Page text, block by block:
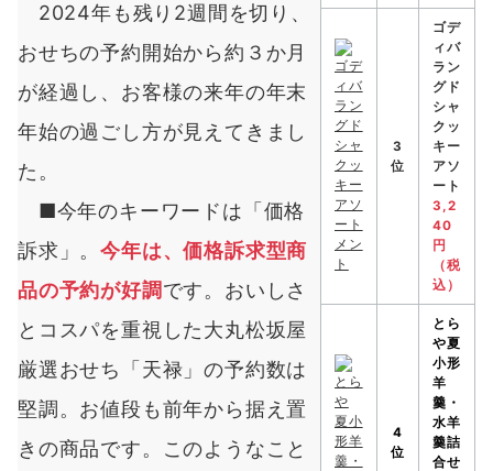
2024年も残り2週間を切り、
おせちの予約開始から約３か月
が経過し、お客様の来年の年末
年始の過ごし方が見えてきまし
た。
■今年のキーワードは「価格
訴求」。今年は、価格訴求型商
品の予約が好調です。おいしさ
とコスパを重視した大丸松坂屋
厳選おせち「天禄」の予約数は
堅調。お値段も前年から据え置
きの商品です。このようなこと
3
位
ゴデ
ィバ
ラン
グド
シャ
クッ
キー
アソ
ート
3,2
40
円
（税
込）
4
位
とら
や夏
小形
羊
羹・
水羊
羹詰
合せ